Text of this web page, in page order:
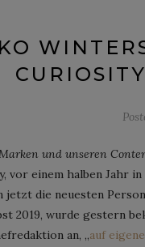
und unseren
vor einem halben Jahr
die neuesten
2019, wurde gestern
an, „auf